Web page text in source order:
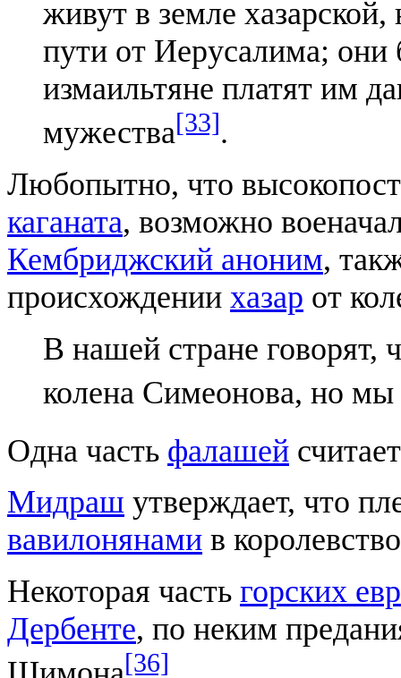
живут в земле
пути от Иерусалима; они
измаильтяне платят им
мужества[33].
Любопытно, что
каганата, возможно
Кембриджский аноним,
происхождении хазар от
В нашей стране говорят,
колена Симеонова, но мы
Одна часть фалашей
Мидраш утверждает, что
вавилонянами в
Некоторая часть горских
Дербенте, по неким
[36]